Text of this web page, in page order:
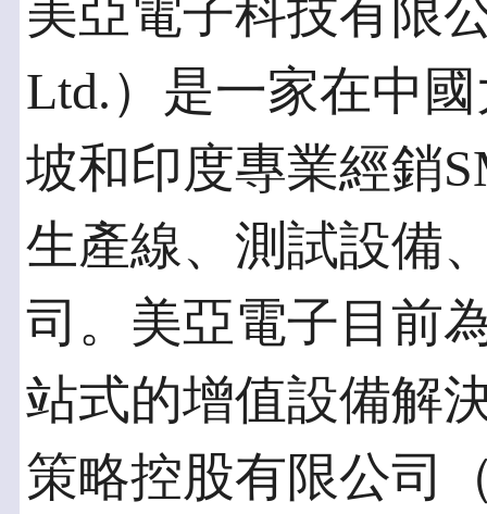
美亞電子科技有限
Ltd.）是一家在中
坡和印度專業經銷
生產線、測試設備
司。美亞電子目前
站式的增值設備解
策略控股有限公司